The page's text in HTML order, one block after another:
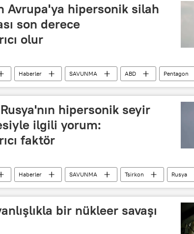
Avrupa'ya hipersonik silah
son derece
olur
Haberler SAVUNMA ABD
Pentagon
Washington Büyükelçiliği Hipersonik silah
Rusya
hipersonik seyir
ilgili yorum:
faktör
Haberler SAVUNMA Tsirkon
Rusya
hipersonik füze
bir nükleer savaşı